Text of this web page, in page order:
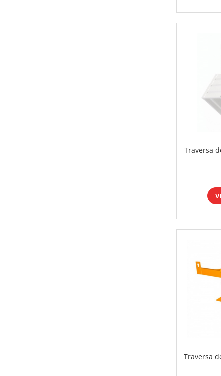
Traversa
Traversa